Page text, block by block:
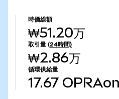
時価総額
₩51.20万
取引量 (24時間)
₩2.86万
循環供給量
17.67 OPRAon